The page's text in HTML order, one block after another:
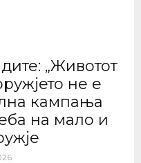
„Животот
не е
кампања
на мало и